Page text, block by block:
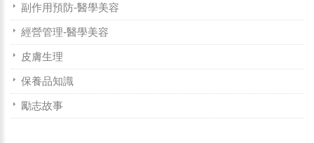
副作用預防-醫學美容
經營管理-醫學美容
皮膚生理
保養品知識
勵志故事